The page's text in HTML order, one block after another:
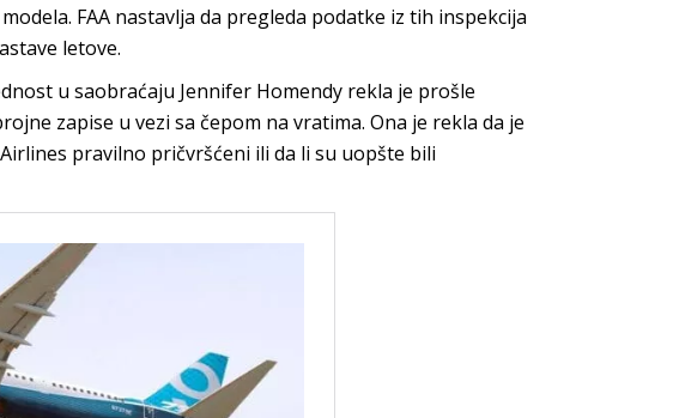
FAA nastavlja da pregleda podatke iz tih inspekcija
letove.
u saobraćaju Jennifer Homendy rekla je prošle
zapise u vezi sa čepom na vratima. Ona je rekla da je
pravilno pričvršćeni ili da li su uopšte bili